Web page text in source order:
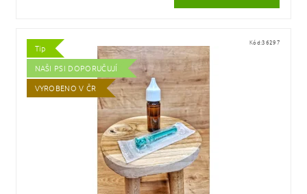
Tip
NAŠI PSI DOPORUČUJÍ
VYROBENO V ČR
Kód:36297